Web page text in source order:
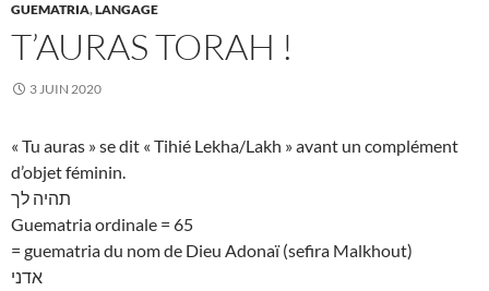
GUEMATRIA,LANGAGE
T’AURAS TORAH !
3 JUIN 2020
« Tu auras » se dit « Tihié Lekha/Lakh » avant un complément
d’objet féminin.
תהיה לך
Guematria ordinale = 65
= guematria du nom de Dieu Adonaï (sefira Malkhout)
אדני